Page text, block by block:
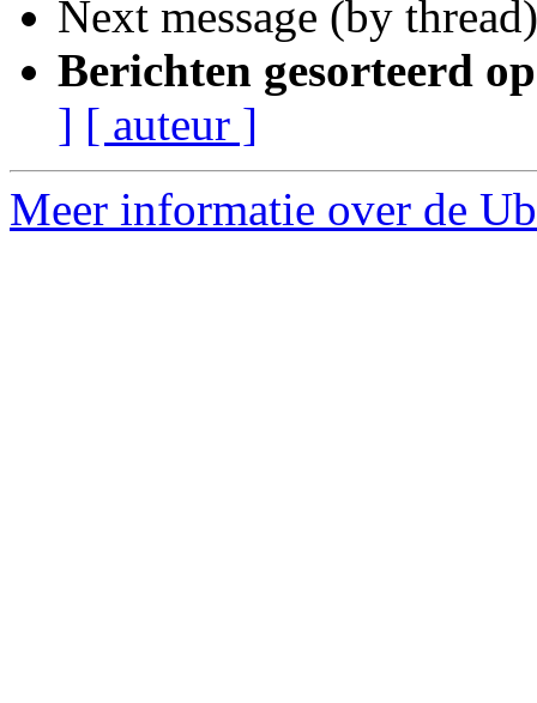
Next message (by
Berichten gesorteerd
] [ auteur ]
Meer informatie over de